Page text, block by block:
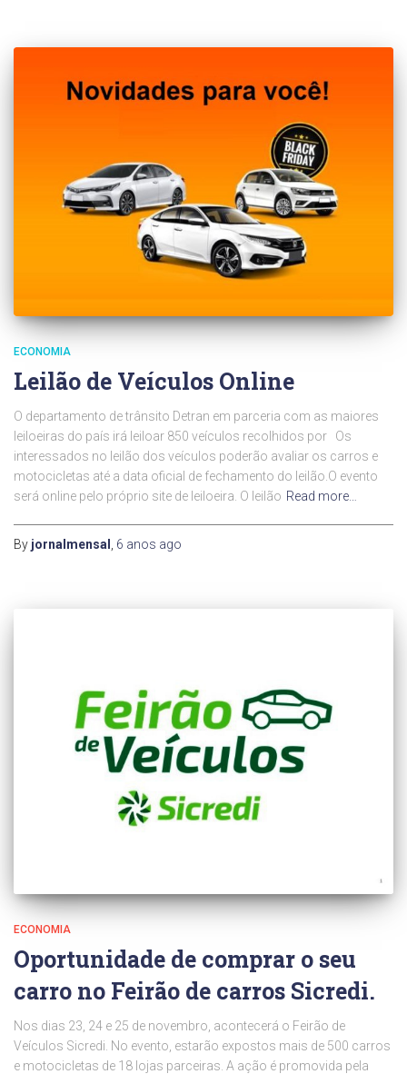
ECONOMIA
Leilão de Veículos Online
O departamento de trânsito Detran em parceria com as maiores
leiloeiras do país irá leiloar 850 veículos recolhidos por Os
interessados no leilão dos veículos poderão avaliar os carros e
motocicletas até a data oficial de fechamento do leilão.O evento
será online pelo próprio site de leiloeira. O leilão Read more…
By jornalmensal , 6 anos ago
ECONOMIA
Oportunidade de comprar o seu
carro no Feirão de carros Sicredi.
Nos dias 23, 24 e 25 de novembro, acontecerá o Feirão de
Veículos Sicredi. No evento, estarão expostos mais de 500 carros
e motocicletas de 18 lojas parceiras. A ação é promovida pela